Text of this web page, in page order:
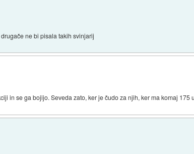
ne bi pisala takih svinjarij
in se ga bojijo. Seveda zato, ker je čudo za njih, ker ma komaj